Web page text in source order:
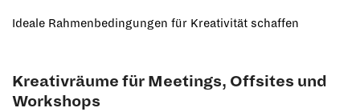
Ideale Rahmenbedingungen für Kreativität schaffen
Kreativräume für Meetings, Offsites und
Workshops